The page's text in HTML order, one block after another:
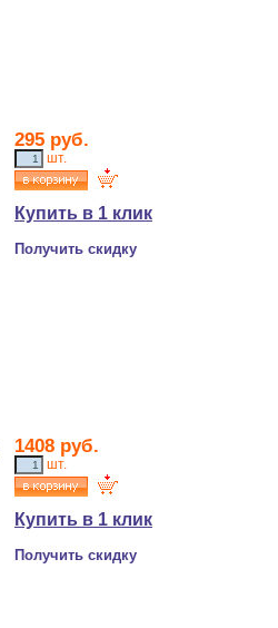
295 руб.
шт.
Купить в 1 клик
Получить скидку
1408 руб.
шт.
Купить в 1 клик
Получить скидку